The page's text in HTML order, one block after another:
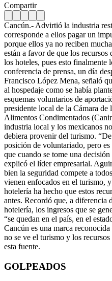
Compartir
Cancún.- Advirtió la industria
corresponde a ellos pagar un
porque ellos ya no reciben
están a favor de que los recursos
los hoteles, pues esto finalmente
conferencia de prensa, un día
Francisco López Mena, señaló
al hospedaje como se había
esquemas voluntarios de
presidente local de la Cámara de
Alimentos Condimentados
industria local y los mexicanos
debiera provenir del turismo.
posición de voluntariado, pero
que cuando se tome una
explicó el líder empresarial.
bien la seguridad compete a
vienen enfocados en el turismo,
hotelería ha hecho que estos
antes. Recordó que, a diferencia
hotelería, los ingresos que se
“se quedan en el país, en el
Cancún es una marca
no se ve el turismo y los
esta fuente.
GOLPEADOS